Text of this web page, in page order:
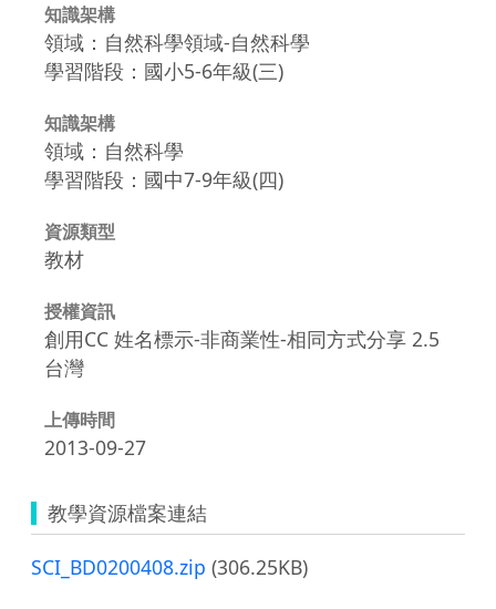
知識架構
領域：自然科學領域-自然科學
學習階段：國小5-6年級(三)
知識架構
領域：自然科學
學習階段：國中7-9年級(四)
資源類型
教材
授權資訊
創用CC 姓名標示-非商業性-相同方式分享 2.5
台灣
上傳時間
2013-09-27
教學資源檔案連結
SCI_BD0200408.zip (306.25KB)